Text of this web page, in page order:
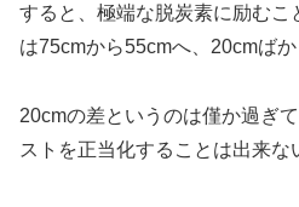
すると、極端な脱炭素に励む
は75cmから55cmへ、20cmばか
20cmの差というのは僅か過ぎ
ストを正当化することは出来な